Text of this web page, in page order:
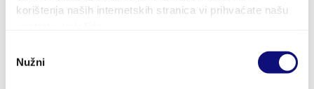
korištenja naših internetskih stranica vi prihvaćate našu
pristanka
Nužni